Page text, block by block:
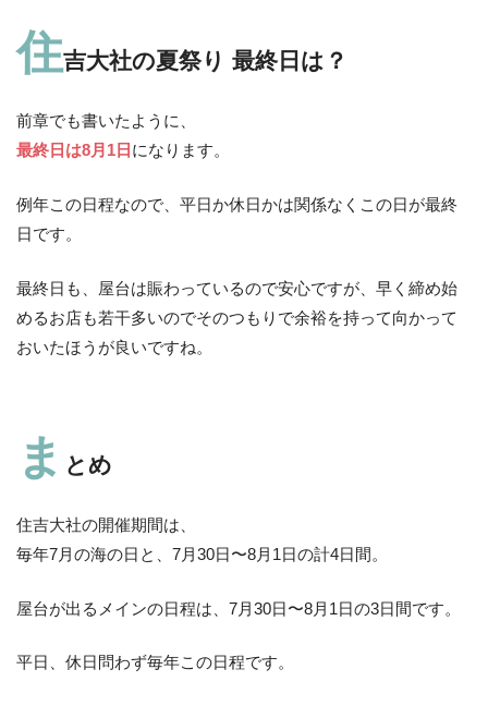
住吉大社の夏祭り 最終日は？
前章でも書いたように、
最終日は8月1日 になります。
例年この日程なので、平日か休日かは関係なくこの日が最終
日です。
最終日も、屋台は賑わっているので安心ですが、早く締め始
めるお店も若干多いのでそのつもりで余裕を持って向かって
おいたほうが良いですね。
ま とめ
住吉大社の開催期間は、
毎年7月の海の日と、7月30日〜8月1日の計4日間。
屋台が出るメインの日程は、7月30日〜8月1日の3日間です。
平日、休日問わず毎年この日程です。